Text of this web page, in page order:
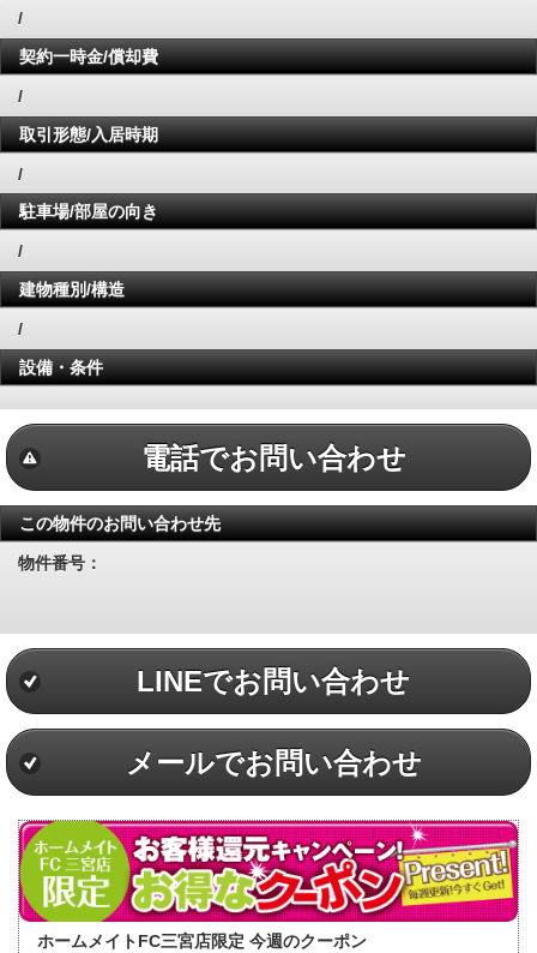
/
契約一時金/償却費
/
取引形態/入居時期
/
駐車場/部屋の向き
/
建物種別/構造
/
設備・条件
電話でお問い合わせ
この物件のお問い合わせ先
物件番号：
LINEでお問い合わせ
メールでお問い合わせ
ホームメイトFC三宮店限定 今週のクーポン